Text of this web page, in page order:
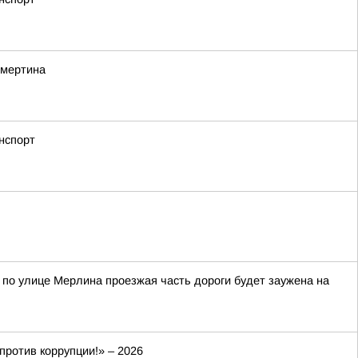
Мерлина проезжая часть дороги будет заужена на
коррупции!» – 2026